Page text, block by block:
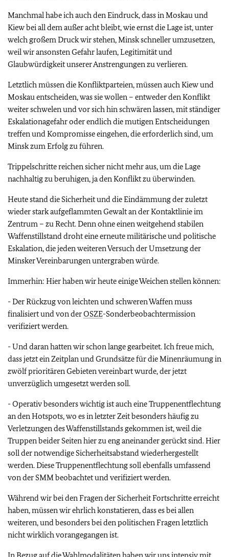
Manchmal habe ich auch den Eindruck, dass in Moskau und
Kiew bei all dem außer acht bleibt, wie ernst die Lage ist, unter
welch großem Druck wir stehen, Minsk schneller umzusetzen,
weil wir ansonsten Gefahr laufen, Legitimität und
Glaubwürdigkeit unserer Anstrengungen zu verlieren.
Letztlich müssen die Konfliktparteien, müssen auch Kiew und
Moskau entscheiden, was sie wollen – entweder den Konflikt
weiter schwelen und vor sich hin schwären lassen, mit ständiger
Eskalationagefahr oder endlich die mutigen Entscheidungen
treffen und Kompromisse eingehen, die erforderlich sind, um
Minsk zum Erfolg zu führen.
Trippelschritte reichen sicher nicht mehr aus, um die Lage
nachhaltig zu beruhigen, ja den Konflikt zu überwinden.
Heute stand die Sicherheit und die Eindämmung der zuletzt
wieder stark aufgeflammten Gewalt an der Kontaktlinie im
Zentrum – zu Recht. Denn ohne einen weitgehend stabilen
Waffenstillstand droht eine erneute militärische und politische
Eskalation, die jeden weiteren Versuch der Umsetzung der
Minsker Vereinbarungen untergraben würde.
Immerhin: Hier haben wir heute einige Weichen stellen können:
- Der Rückzug von leichten und schweren Waffen muss
finalisiert und von derOSZE-Sonderbeobachtermission
verifiziert werden.
- Und daran hatten wir schon lange gearbeitet. Ich freue mich,
dass jetzt ein Zeitplan und Grundsätze für die Minenräumung in
zwölf prioritären Gebieten vereinbart wurde, der jetzt
unverzüglich umgesetzt werden soll.
- Operativ besonders wichtig ist auch eine Truppenentflechtung
an den Hotspots, wo es in letzter Zeit besonders häufig zu
Verletzungen des Waffenstillstands gekommen ist, weil die
Truppen beider Seiten hier zu eng aneinander gerückt sind. Hier
soll der notwendige Sicherheitsabstand wiederhergestellt
werden. Diese Truppenentflechtung soll ebenfalls umfassend
von der SMM beobachtet und verifiziert werden.
Während wir bei den Fragen der Sicherheit Fortschritte erreicht
haben, müssen wir ehrlich konstatieren, dass es bei allen
weiteren, und besonders bei den politischen Fragen letztlich
nicht wirklich vorangegangen ist.